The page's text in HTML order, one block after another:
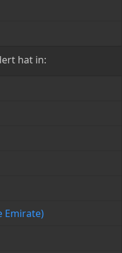
hat in:
Emirate)